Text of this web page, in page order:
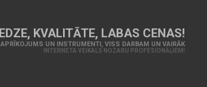
KVALITĀTE, LABAS CENAS!
UN INSTRUMENTI, VISS DARBAM UN VAIRĀK
INTERNETA VEIKALS NOZARU PROFESIONĀĻIEM!